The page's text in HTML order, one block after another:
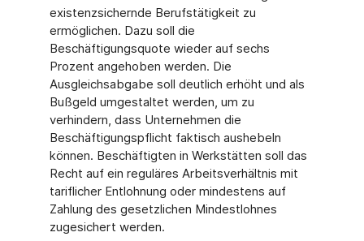
existenzsichernde Berufstätigkeit zu
ermöglichen. Dazu soll die
Beschäftigungsquote wieder auf sechs
Prozent angehoben werden. Die
Ausgleichsabgabe soll deutlich erhöht und als
Bußgeld umgestaltet werden, um zu
verhindern, dass Unternehmen die
Beschäftigungspflicht faktisch aushebeln
können. Beschäftigten in Werkstätten soll das
Recht auf ein reguläres Arbeitsverhältnis mit
tariflicher Entlohnung oder mindestens auf
Zahlung des gesetzlichen Mindestlohnes
zugesichert werden.